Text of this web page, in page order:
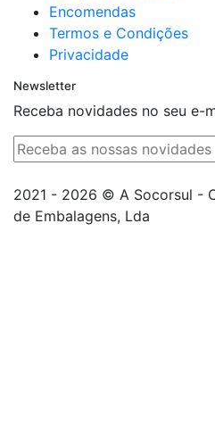
Encomendas
Termos e Condições
Privacidade
Newsletter
Receba novidades no seu e-
2021 - 2026 © A Socorsul -
de Embalagens, Lda